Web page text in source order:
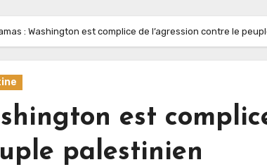
: Washington est complice de l’agression contre le
est
palestinien